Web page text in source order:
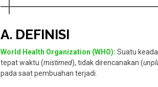
A. DEFINISI
World Health Organization (WHO): Suatu
tepat waktu (mistimed), tidak direncanakan (
pada saat pembuahan terjadi.